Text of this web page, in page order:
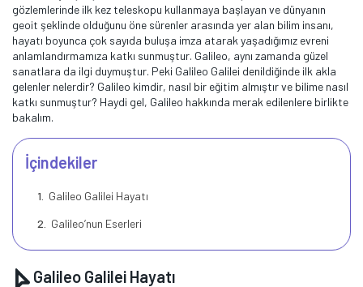
gözlemlerinde ilk kez teleskopu kullanmaya başlayan ve dünyanın
geoit şeklinde olduğunu öne sürenler arasında yer alan bilim insanı,
hayatı boyunca çok sayıda buluşa imza atarak yaşadığımız evreni
anlamlandırmamıza katkı sunmuştur. Galileo, aynı zamanda güzel
sanatlara da ilgi duymuştur. Peki Galileo Galilei denildiğinde ilk akla
gelenler nelerdir? Galileo kimdir, nasıl bir eğitim almıştır ve bilime nasıl
katkı sunmuştur? Haydi gel, Galileo hakkında merak edilenlere birlikte
bakalım.
İçindekiler
Galileo Galilei Hayatı
Galileo’nun Eserleri
Galileo Galilei Hayatı